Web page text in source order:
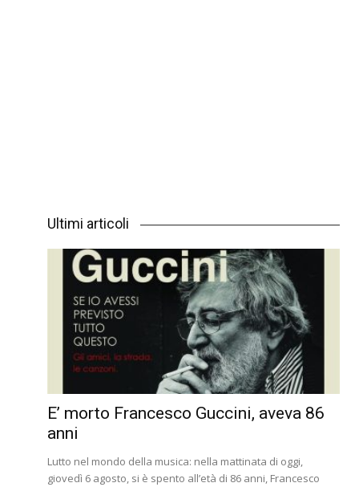
Ultimi articoli
E’ morto Francesco Guccini, aveva 86
anni
Lutto nel mondo della musica: nella mattinata di oggi,
giovedì 6 agosto, si è spento all’età di 86 anni, Francesco